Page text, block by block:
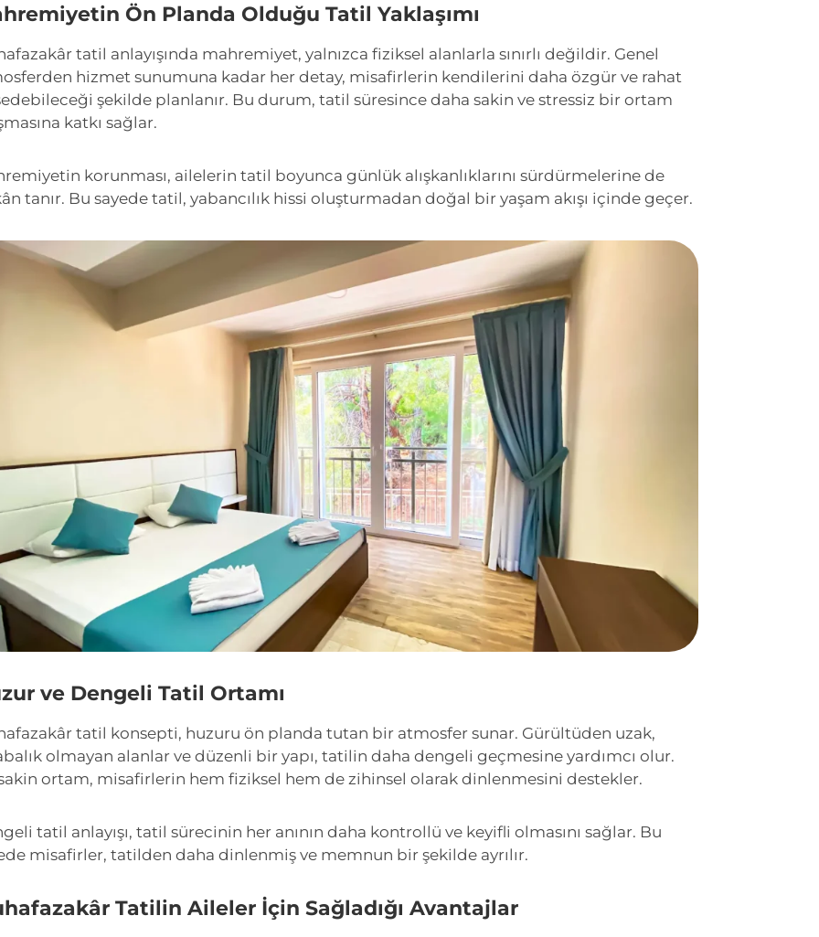
Ön Planda Olduğu Tatil Yaklaşımı
tatil anlayışında mahremiyet, yalnızca fiziksel alanlarla sınırlı değildir. Genel
hizmet sunumuna kadar her detay, misafirlerin kendilerini daha özgür ve rahat
şekilde planlanır. Bu durum, tatil süresince daha sakin ve stressiz bir ortam
katkı sağlar.
korunması, ailelerin tatil boyunca günlük alışkanlıklarını sürdürmelerine de
tanır. Bu sayede tatil, yabancılık hissi oluşturmadan doğal bir yaşam akışı içinde geçer.
ve Dengeli Tatil Ortamı
tatil konsepti, huzuru ön planda tutan bir atmosfer sunar. Gürültüden uzak,
olmayan alanlar ve düzenli bir yapı, tatilin daha dengeli geçmesine yardımcı olur.
ortam, misafirlerin hem fiziksel hem de zihinsel olarak dinlenmesini destekler.
tatil anlayışı, tatil sürecinin her anının daha kontrollü ve keyifli olmasını sağlar. Bu
misafirler, tatilden daha dinlenmiş ve memnun bir şekilde ayrılır.
Tatilin Aileler İçin Sağladığı Avantajlar